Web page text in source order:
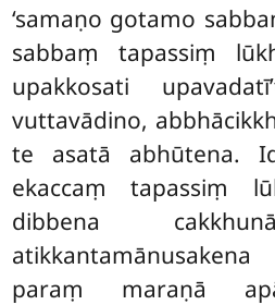
‘samaṇo gotamo
sabbaṃ tapassiṃ
upakkosati
vuttavādino,
te asatā abhūtena.
ekaccaṃ tapassiṃ
dibbena
paraṃ maraṇā